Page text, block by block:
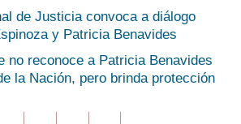
de Justicia convoca a diálogo
y Patricia Benavides
no reconoce a Patricia Benavides
la Nación, pero brinda protección